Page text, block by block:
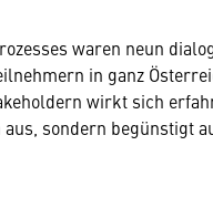
waren neun
in ganz
wirkt sich
sondern begünstigt